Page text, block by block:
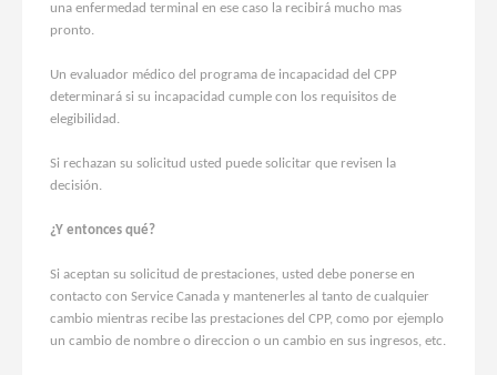
una enfermedad terminal en ese caso la recibirá mucho mas
pronto.
Un evaluador médico del programa de incapacidad del CPP
determinará si su incapacidad cumple con los requisitos de
elegibilidad.
Si rechazan su solicitud usted puede solicitar que revisen la
decisión.
¿Y entonces qué?
Si aceptan su solicitud de prestaciones, usted debe ponerse en
contacto con Service Canada y mantenerles al tanto de cualquier
cambio mientras recibe las prestaciones del CPP, como por ejemplo
un cambio de nombre o direccion o un cambio en sus ingresos, etc.